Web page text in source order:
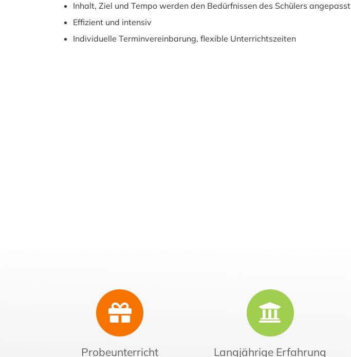
Inhalt, Ziel und Tempo werden den Bedürfnissen des Schülers angepasst
Effizient und intensiv
Individuelle Terminvereinbarung, flexible Unterrichtszeiten
Probeunterricht Langjährige Erfahrung